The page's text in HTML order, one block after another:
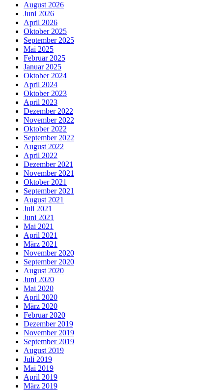
August 2026
Juni 2026
April 2026
Oktober 2025
September 2025
Mai 2025
Februar 2025
Januar 2025
Oktober 2024
April 2024
Oktober 2023
April 2023
Dezember 2022
November 2022
Oktober 2022
September 2022
August 2022
April 2022
Dezember 2021
November 2021
Oktober 2021
September 2021
August 2021
Juli 2021
Juni 2021
Mai 2021
April 2021
März 2021
November 2020
September 2020
August 2020
Juni 2020
Mai 2020
April 2020
März 2020
Februar 2020
Dezember 2019
November 2019
September 2019
August 2019
Juli 2019
Mai 2019
April 2019
März 2019